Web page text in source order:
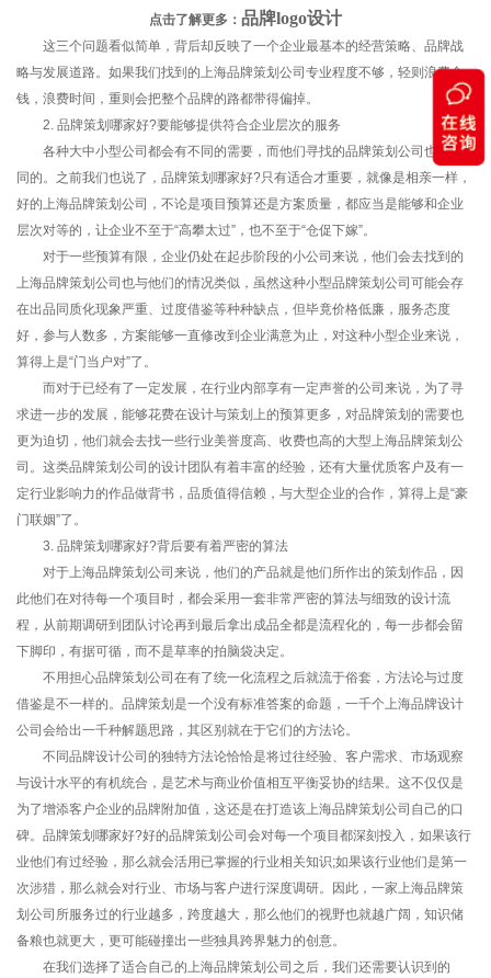
点击了解更多： 品牌logo设计
这三个问题看似简单，背后却反映了一个企业最基本的经营策略、品牌战
略与发展道路。如果我们找到的上海品牌策划公司专业程度不够，轻则浪费金
钱，浪费时间，重则会把整个品牌的路都带得偏掉。
2. 品牌策划哪家好?要能够提供符合企业层次的服务
各种大中小型公司都会有不同的需要，而他们寻找的品牌策划公司也是不
同的。之前我们也说了，品牌策划哪家好?只有适合才重要，就像是相亲一样，
好的上海品牌策划公司，不论是项目预算还是方案质量，都应当是能够和企业
层次对等的，让企业不至于“高攀太过”，也不至于“仓促下嫁”。
对于一些预算有限，企业仍处在起步阶段的小公司来说，他们会去找到的
上海品牌策划公司也与他们的情况类似，虽然这种小型品牌策划公司可能会存
在出品同质化现象严重、过度借鉴等种种缺点，但毕竟价格低廉，服务态度
好，参与人数多，方案能够一直修改到企业满意为止，对这种小型企业来说，
算得上是“门当户对”了。
而对于已经有了一定发展，在行业内部享有一定声誉的公司来说，为了寻
求进一步的发展，能够花费在设计与策划上的预算更多，对品牌策划的需要也
更为迫切，他们就会去找一些行业美誉度高、收费也高的大型上海品牌策划公
司。这类品牌策划公司的设计团队有着丰富的经验，还有大量优质客户及有一
定行业影响力的作品做背书，品质值得信赖，与大型企业的合作，算得上是“豪
门联姻”了。
3. 品牌策划哪家好?背后要有着严密的算法
对于上海品牌策划公司来说，他们的产品就是他们所作出的策划作品，因
此他们在对待每一个项目时，都会采用一套非常严密的算法与细致的设计流
程，从前期调研到团队讨论再到最后拿出成品全都是流程化的，每一步都会留
下脚印，有据可循，而不是草率的拍脑袋决定。
不用担心品牌策划公司在有了统一化流程之后就流于俗套，方法论与过度
借鉴是不一样的。品牌策划是一个没有标准答案的命题，一千个上海品牌设计
公司会给出一千种解题思路，其区别就在于它们的方法论。
不同品牌设计公司的独特方法论恰恰是将过往经验、客户需求、市场观察
与设计水平的有机统合，是艺术与商业价值相互平衡妥协的结果。这不仅仅是
为了增添客户企业的品牌附加值，这还是在打造该上海品牌策划公司自己的口
碑。品牌策划哪家好?好的品牌策划公司会对每一个项目都深刻投入，如果该行
业他们有过经验，那么就会活用已掌握的行业相关知识;如果该行业他们是第一
次涉猎，那么就会对行业、市场与客户进行深度调研。因此，一家上海品牌策
划公司所服务过的行业越多，跨度越大，那么他们的视野也就越广阔，知识储
备粮也就更大，更可能碰撞出一些独具跨界魅力的创意。
在我们选择了适合自己的上海品牌策划公司之后，我们还需要认识到的